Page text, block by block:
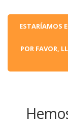
ESTARÍAMOS
POR FAVOR,